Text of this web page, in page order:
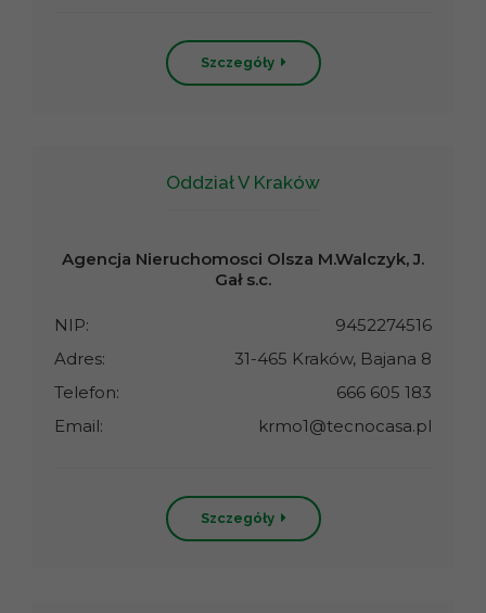
Szczegóły
Oddział V Kraków
Agencja Nieruchomosci Olsza M.Walczyk, J.
Gał s.c.
NIP:
9452274516
Adres:
31-465 Kraków, Bajana 8
Telefon:
666 605 183
Email:
krmo1@tecnocasa.pl
Szczegóły